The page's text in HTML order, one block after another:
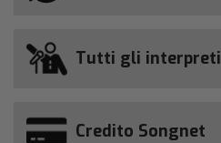
Tutti gli interpreti
Credito Songnet